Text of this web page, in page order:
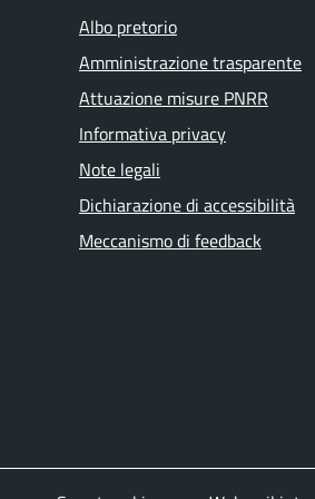
Albo pretorio
Amministrazione trasparente
Attuazione misure PNRR
Informativa privacy
Note legali
Dichiarazione di accessibilità
Meccanismo di feedback